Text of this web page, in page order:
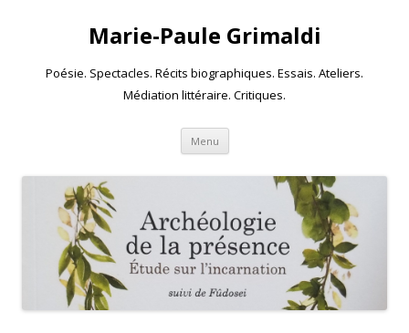
Marie-Paule Grimaldi
Poésie. Spectacles. Récits biographiques. Essais. Ateliers.
Médiation littéraire. Critiques.
Menu Skip to content